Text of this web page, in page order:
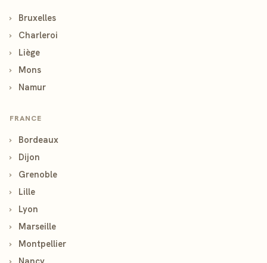
›
Bruxelles
›
Charleroi
›
Liège
›
Mons
›
Namur
FRANCE
›
Bordeaux
›
Dijon
›
Grenoble
›
Lille
›
Lyon
›
Marseille
›
Montpellier
›
Nancy